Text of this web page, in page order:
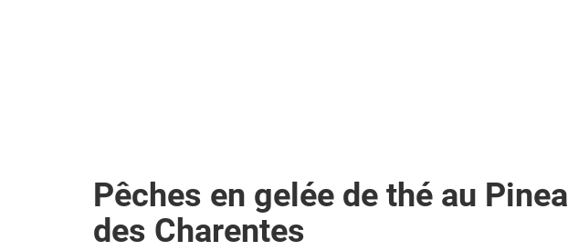
Pêches en gelée de thé au
des Charentes